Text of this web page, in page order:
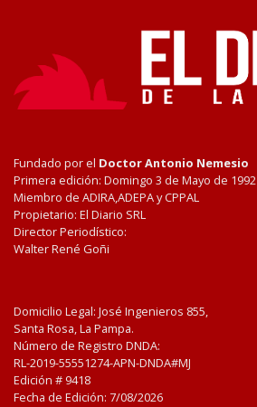
Fundado por el Doctor Antonio Nemesio
Primera edición: Domingo 3 de Mayo de 1992
Miembro de ADIRA,ADEPA y CPPAL
Propietario: El Diario SRL
Director Periodístico:
Walter René Goñi
Domicilio Legal: José Ingenieros 855,
Santa Rosa, La Pampa.
Número de Registro DNDA:
RL-2019-55551274-APN-DNDA#MJ
Edición # 9418
Fecha de Edición: 7/08/2026